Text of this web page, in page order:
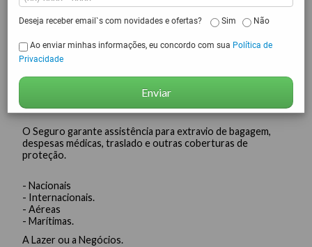
O Seguro garante assistência para extravio de bagagem,
despesas médicas, traslado e outras coberturas de
proteção.
- Nacionais
- Internacionais.
- Aéreas
- Marítimas.
A Lazer ou a Negócios.
Deseja receber email`s com novidades e ofertas? Sim Não
Ao enviar minhas informações, eu concordo com sua Política de
Privacidade
Enviar